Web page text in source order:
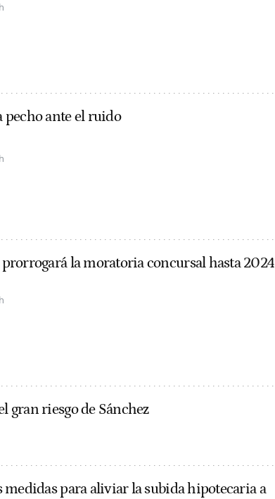
pecho ante el ruido
la moratoria concursal hasta 2024
gran riesgo de Sánchez
medidas para aliviar la subida hipotecaria a